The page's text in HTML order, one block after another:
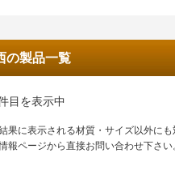
の製品一覧
目を表示中
果に表示される材質・サイズ以外に
報ページから直接お問い合わせ下さい